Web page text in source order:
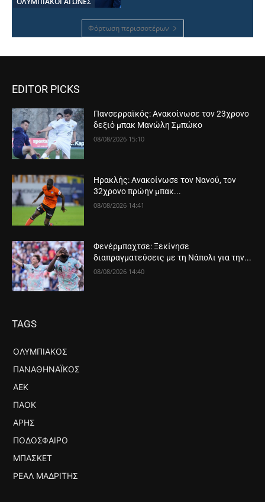
Φόρτωση περισσοτέρων
EDITOR PICKS
Πανσερραϊκός: Ανακοίνωσε τον 23χρονο
δεξιό μπακ Μανώλη Σμπώκο
08/08/2026 15:10
Ηρακλής: Ανακοίνωσε τον Νανού, τον
32χρονο πρώην μπακ...
08/08/2026 14:41
Φενέρμπαχτσε: Ξεκίνησε
διαπραγματεύσεις με τη Νάπολι για την...
08/08/2026 14:40
TAGS
ΟΛΥΜΠΙΑΚΌΣ
ΠΑΝΑΘΗΝΑΪΚΌΣ
ΑΕΚ
ΠΑΟΚ
ΆΡΗΣ
ΠΟΔΌΣΦΑΙΡΟ
ΜΠΆΣΚΕΤ
ΡΕΆΛ ΜΑΔΡΊΤΗΣ